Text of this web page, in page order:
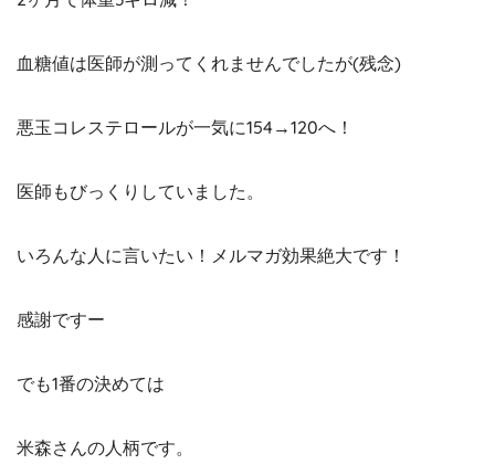
血糖値は医師が測ってくれませんでしたが(残念)
悪玉コレステロールが一気に154→120へ！
医師もびっくりしていました。
いろんな人に言いたい！メルマガ効果絶大です！
感謝ですー
でも1番の決めては
米森さんの人柄です。